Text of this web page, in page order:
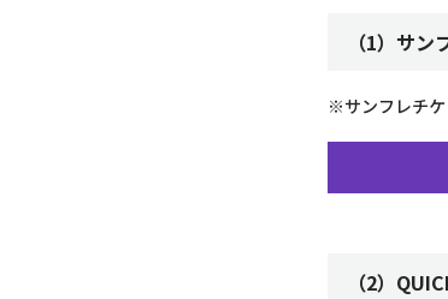
（1）サン
※サンフレチケ
（2）